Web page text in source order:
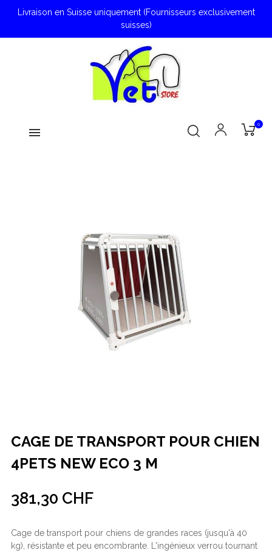
Livraison en Suisse uniquement (Fournisseurs exclusivement
suisses)
0
CAGE DE TRANSPORT POUR CHIEN
4PETS NEW ECO 3 M
381,30 CHF
Cage de transport pour chiens de grandes races (jusqu'à 40
kg), résistante et peu encombrante.
L'ingénieux verrou tournant